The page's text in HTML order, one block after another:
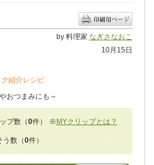
by 料理家 なぎさなおこ
10月15日
紹介レシピ
おつまみにも～
プ数（0件） ※MYクリップとは？
う数（0件）